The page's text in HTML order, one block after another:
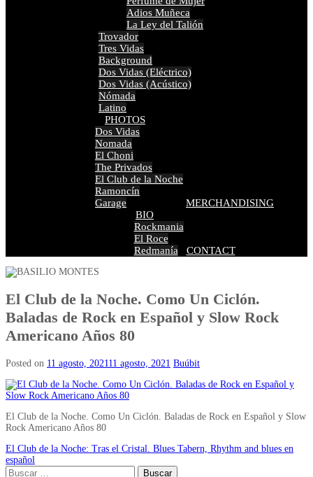
Adios Muñeca
La Ley del Talión
Trovador
Tres Vidas
Background
Dos Vidas (Eléctrico)
Dos Vidas (Acústico)
Nómada
Latino
PHOTOS
Dos Vidas
Nomada
El Choni
The Privados
El Club de la Noche
Ramoncín
Garage
MERCHANDISING
BIO
Rockmania
El Roce
Redmanía
CONTACT
El Club de la Noche. Como Un Ciclón.
Baladas de Rock en Español y Slow Rock
Americano Años 80
Posted on 11 agosto, 202111 agosto, 2021 Buúbit
El Club de la Noche. Como Un Ciclón. Baladas de Rock en Español y Slow
Rock Americano Años 80
Post
navigation
El Club de la Noche: Tras el Cristal. Blues Tabern, Rhythm and blues en
español
Buscar: